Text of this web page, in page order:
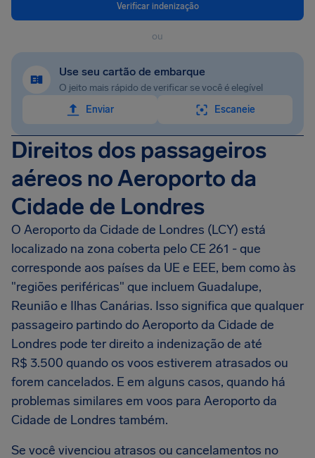
Verificar indenização
ou
Use seu cartão de embarque
O jeito mais rápido de verificar se você é elegível
Enviar
Escaneie
Direitos dos passageiros
aéreos no Aeroporto da
Cidade de Londres
O Aeroporto da Cidade de Londres (LCY) está
localizado na zona coberta pelo CE 261 - que
corresponde aos países da UE e EEE, bem como às
"regiões periféricas" que incluem Guadalupe,
Reunião e Ilhas Canárias. Isso significa que qualquer
passageiro partindo do Aeroporto da Cidade de
Londres pode ter direito a indenização de até
R$ 3.500 quando os voos estiverem atrasados ou
forem cancelados. E em alguns casos, quando há
problemas similares em voos para Aeroporto da
Cidade de Londres também.
Se você vivenciou atrasos ou cancelamentos no